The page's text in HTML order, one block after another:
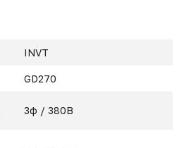
INVT
GD270
3ф / 380В